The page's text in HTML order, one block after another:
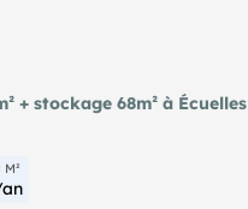
+ stockage 68m² à Écuelles